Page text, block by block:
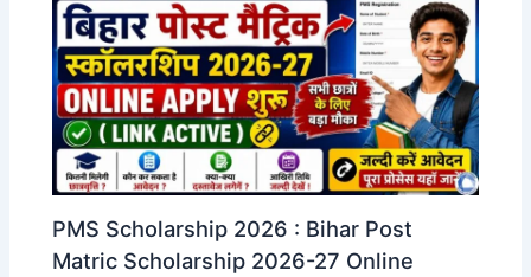
PMS Scholarship 2026 : Bihar Post
Matric Scholarship 2026-27 Online